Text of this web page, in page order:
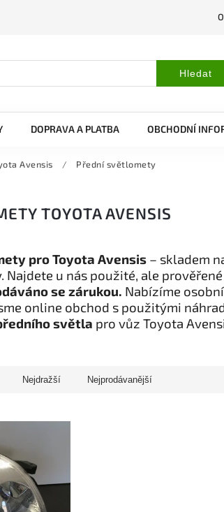
Hledat
DOPRAVA A PLATBA OBCHODNÍ
Avensis / Přední světlomety
TOYOTA AVENSIS
pro Toyota Avensis – skladem
Najdete u nás použité, ale
se zárukou. Nabízíme
online obchod s použitými
světla pro vůz Toyota
Nejdražší Nejprodávanější